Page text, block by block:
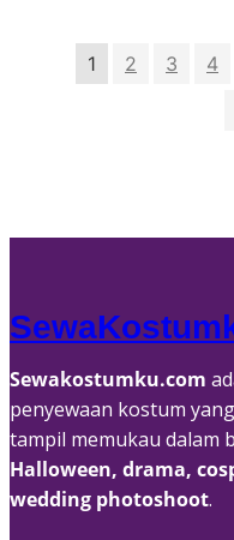
1 2 3 4
Sewakostumku.com
penyewaan kostum
tampil memukau dalam
Halloween, drama,
wedding photoshoot.